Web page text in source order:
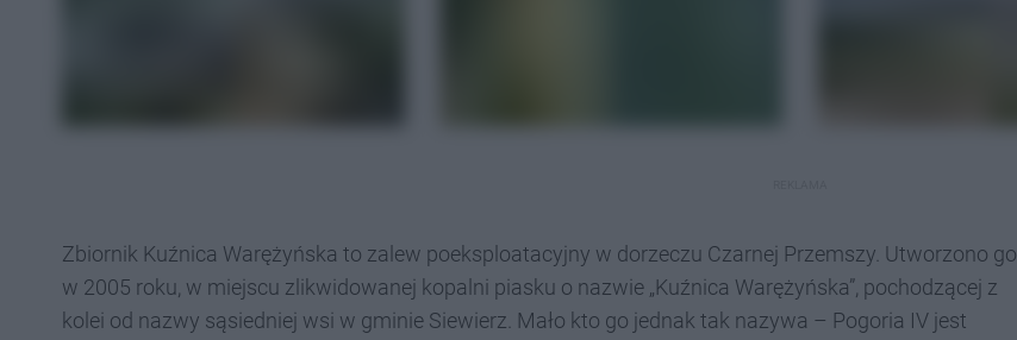
Zbiornik Kuźnica Warężyńska to zalew poeksploatacyjny w dorzeczu Czarnej Przemszy. Utworzono go
w 2005 roku, w miejscu zlikwidowanej kopalni piasku o nazwie „Kuźnica Warężyńska”, pochodzącej z
kolei od nazwy sąsiedniej wsi w gminie Siewierz. Mało kto go jednak tak nazywa – Pogoria IV jest